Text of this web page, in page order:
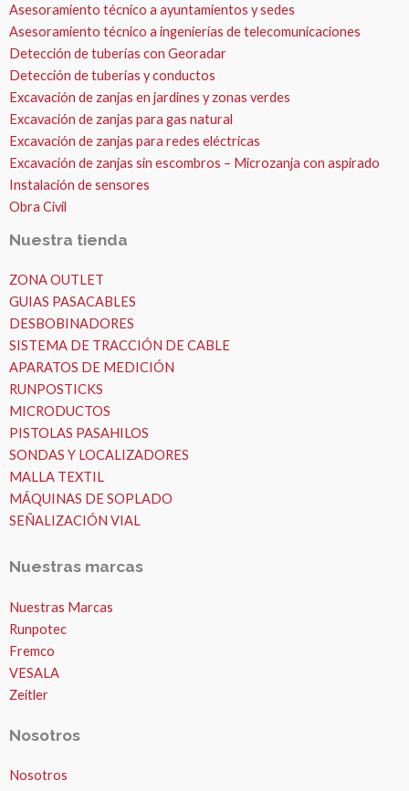
Asesoramiento técnico a ayuntamientos y sedes
Asesoramiento técnico a ingenierías de telecomunicaciones
Detección de tuberías con Georadar
Detección de tuberías y conductos
Excavación de zanjas en jardines y zonas verdes
Excavación de zanjas para gas natural
Excavación de zanjas para redes eléctricas
Excavación de zanjas sin escombros – Microzanja con aspirado
Instalación de sensores
Obra Civil
Nuestra tienda
ZONA OUTLET
GUIAS PASACABLES
DESBOBINADORES
SISTEMA DE TRACCIÓN DE CABLE
APARATOS DE MEDICIÓN
RUNPOSTICKS
MICRODUCTOS
PISTOLAS PASAHILOS
SONDAS Y LOCALIZADORES
MALLA TEXTIL
MÁQUINAS DE SOPLADO
SEÑALIZACIÓN VIAL
Nuestras marcas
Nuestras Marcas
Runpotec
Fremco
VESALA
Zeitler
Nosotros
Nosotros